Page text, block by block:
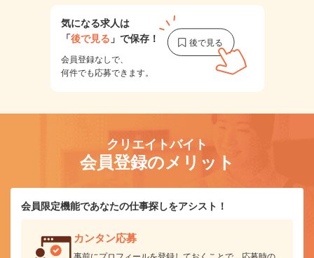
気になる求人は
「後で見る 」で保存！
会員登録なしで、
何件でも応募できます。
クリエイトバイト
会員登録のメリット
会員限定機能であなたの仕事探しをアシスト！
カンタン応募